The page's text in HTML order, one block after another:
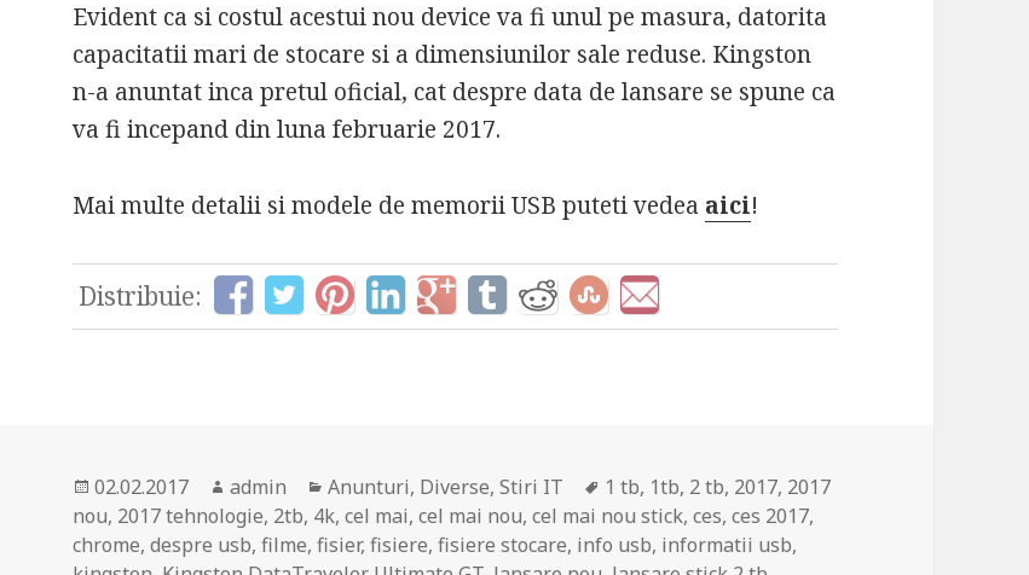
Evident ca si costul acestui nou device va fi unul pe masura, datorita
capacitatii mari de stocare si a dimensiunilor sale reduse. Kingston
n-a anuntat inca pretul oficial, cat despre data de lansare se spune ca
va fi incepand din luna februarie 2017.
Mai multe detalii si modele de memorii USB puteti vedea aici!
Distribuie:
Posted
on
02.02.2017 Author
admin Categories
Anunturi, Diverse,Stiri IT Tags
1 tb, 1tb, 2 tb, 2017, 2017
nou, 2017 tehnologie, 2tb, 4k,cel mai,cel mai nou,cel mai nou stick,ces,ces 2017,
chrome,despre usb,filme,fisier,fisiere,fisiere stocare, info usb, informatii usb,